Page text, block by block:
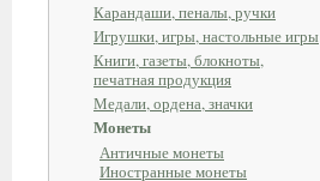
Карандаши, пеналы, ручки
Игрушки, игры, настольные игры
Книги, газеты, блокноты,
печатная продукция
Медали, ордена, значки
Монеты
Античные монеты
Иностранные монеты